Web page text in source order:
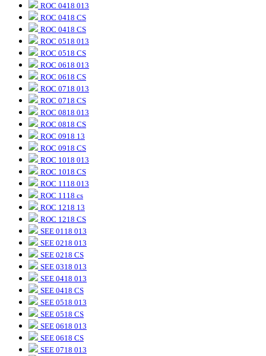
ROC 0418 013
ROC 0418 CS
ROC 0418 CS
ROC 0518 013
ROC 0518 CS
ROC 0618 013
ROC 0618 CS
ROC 0718 013
ROC 0718 CS
ROC 0818 013
ROC 0818 CS
ROC 0918 13
ROC 0918 CS
ROC 1018 013
ROC 1018 CS
ROC 1118 013
ROC 1118 cs
ROC 1218 13
ROC 1218 CS
SEE 0118 013
SEE 0218 013
SEE 0218 CS
SEE 0318 013
SEE 0418 013
SEE 0418 CS
SEE 0518 013
SEE 0518 CS
SEE 0618 013
SEE 0618 CS
SEE 0718 013